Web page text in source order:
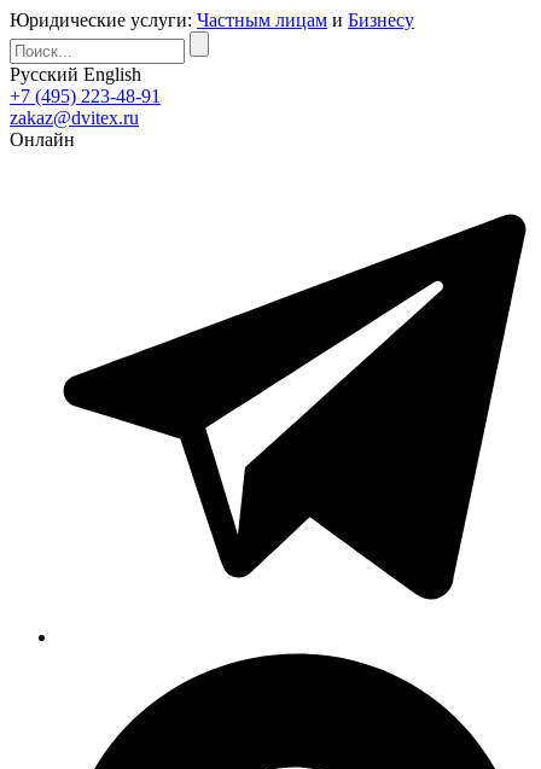
Юридические услуги: Частным лицам и Бизнесу
Русский English
+7 (495) 223-48-91
zakaz@dvitex.ru
Онлайн